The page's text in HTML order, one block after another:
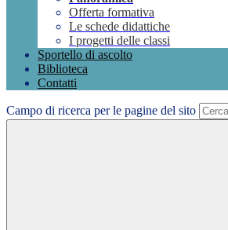
Offerta formativa
Le schede didattiche
I progetti delle classi
Sportello di ascolto
Biblioteca
Contatti
Campo di ricerca per le pagine del sito